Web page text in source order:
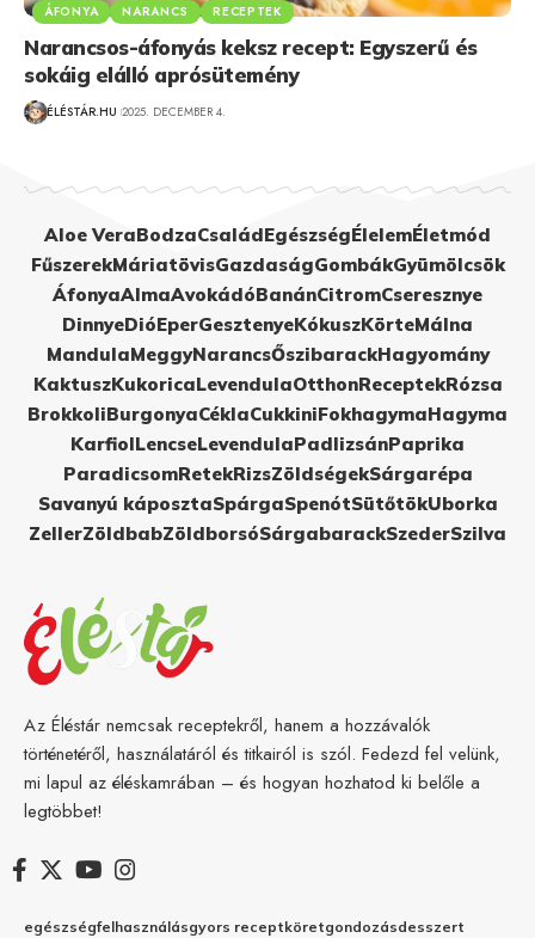
ÁFONYA NARANCS RECEPTEK
Narancsos-áfonyás keksz recept: Egyszerű és
sokáig elálló aprósütemény
ÉLÉSTÁR.HU 2025. DECEMBER 4.
Aloe VeraBodzaCsaládEgészségÉlelemÉletmód
FűszerekMáriatövisGazdaságGombákGyümölcsök
ÁfonyaAlmaAvokádóBanánCitromCseresznye
DinnyeDióEperGesztenyeKókuszKörteMálna
MandulaMeggyNarancsŐszibarackHagyomány
KaktuszKukoricaLevendulaOtthonReceptekRózsa
BrokkoliBurgonyaCéklaCukkiniFokhagymaHagyma
KarfiolLencseLevendulaPadlizsánPaprika
ParadicsomRetekRizsZöldségekSárgarépa
Savanyú káposztaSpárgaSpenótSütőtökUborka
ZellerZöldbabZöldborsóSárgabarackSzederSzilva
Az Éléstár nemcsak receptekről, hanem a hozzávalók
történetéről, használatáról és titkairól is szól. Fedezd fel velünk,
mi lapul az éléskamrában – és hogyan hozhatod ki belőle a
legtöbbet!
egészségfelhasználásgyors receptköretgondozásdesszert